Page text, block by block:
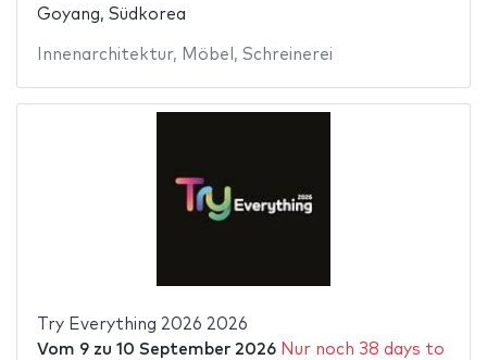
Goyang, Südkorea
Innenarchitektur, Möbel , Schreinerei
Try Everything 2026 2026
Vom 9zu 10 September 2026 Nur noch 38 days to